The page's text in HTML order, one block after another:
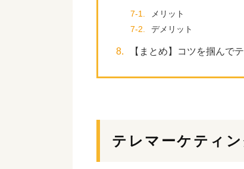
7-1.
メリット
7-2.
デメリット
8. 【まとめ】コツを掴んで
テレマーケティ